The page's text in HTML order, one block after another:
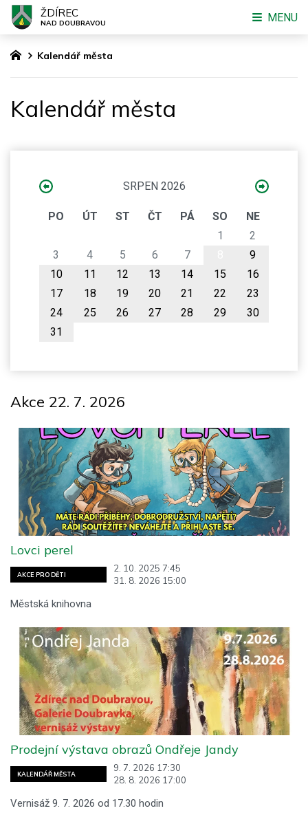
Kalendář města
Kalendář města
SRPEN 2026
PO ÚT ST ČT PÁ SO
NE
1
2
3
4 5 6 7
9
10
11 12 13 14 15
16
17
18 19 20 21 22
23
24
25 26 27 28 29
30
31
Akce 22. 7. 2026
AKCE PRO DĚTI
2. 10. 2025 7:45
31. 8. 2026 15:00
Lovci perel
Městská knihovna
KALENDÁŘ MĚSTA
9. 7. 2026 17:30
28. 8. 2026 17:00
Prodejní výstava obrazů Ondřeje Jandy
Vernisáž 9. 7. 2026 od 17.30 hodin
ŽDÍREC
NAD DOUBRAVOU MENU